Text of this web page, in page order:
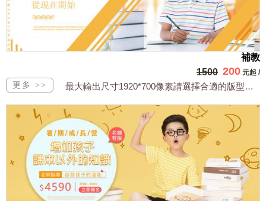
補教
1500 200 元起 /
最大輸出尺寸1920*700像素請選擇合適的版型，文字或相關商品圖須由買方提供文...